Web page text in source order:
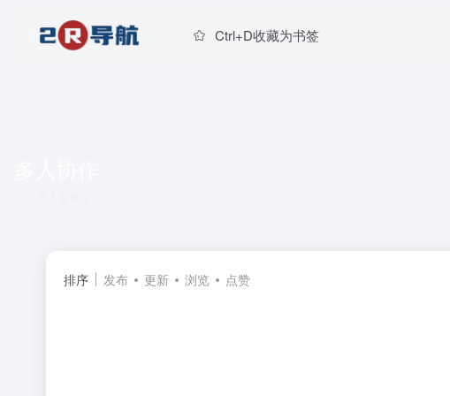
Ctrl+D收藏为书签
排序 发布 更新 浏览 点赞